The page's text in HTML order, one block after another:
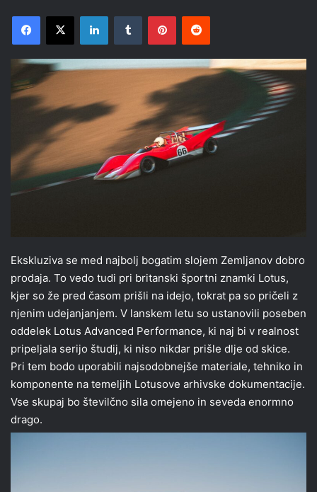
Facebook
X LinkedInTumblr PinterestReddit
Ekskluziva se med najbolj bogatim slojem Zemljanov dobro
prodaja. To vedo tudi pri britanski športni znamki Lotus,
kjer so že pred časom prišli na idejo, tokrat pa so pričeli z
njenim udejanjanjem. V lanskem letu so ustanovili poseben
oddelek Lotus Advanced Performance, ki naj bi v realnost
pripeljala serijo študij, ki niso nikdar prišle dlje od skice.
Pri tem bodo uporabili najsodobnejše materiale, tehniko in
komponente na temeljih Lotusove arhivske dokumentacije.
Vse skupaj bo številčno sila omejeno in seveda enormno
drago.